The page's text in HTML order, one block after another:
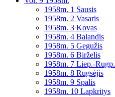
1958m. 1 Sausis
1958m. 2 Vasaris
1958m. 3 Kovas
1958m. 4 Balandis
1958m. 5 Gegužis
1958m. 6 Birželis
1958m. 7 Liep.-Rugp.
1958m. 8 Rugsėjis
1958m. 9 Spalis
1958m. 10 Lapkritys